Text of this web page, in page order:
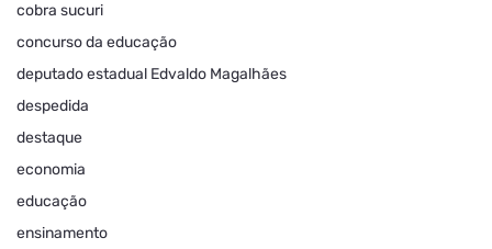
cobra sucuri
concurso da educação
deputado estadual Edvaldo Magalhães
despedida
destaque
economia
educação
ensinamento